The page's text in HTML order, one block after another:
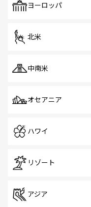
で、ホーカー
ヨーロッパ
北米
中南米
オセアニア
ハワイ
リゾート
アジア